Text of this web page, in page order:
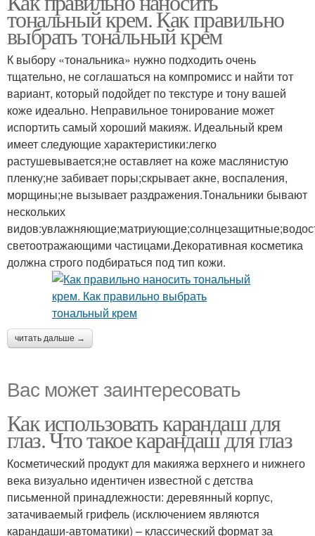
тональный крем. Как правильно
выбрать тональный крем
К выбору «тональника» нужно подходить очень
тщательно, не соглашаться на компромисс и найти тот
вариант, который подойдет по текстуре и тону вашей
коже идеально. Неправильное тонирование может
испортить самый хороший макияж. Идеальный крем
имеет следующие характеристики:легко
растушевывается;не оставляет на коже маслянистую
пленку;не забивает поры;скрывает акне, воспаления,
морщины;не вызывает раздражения.Тональники бывают
нескольких
светоотражающими частицами.Декоративная косметика
должна строго подбираться под тип кожи.
читать дальше →
Вас может заинтересовать
Как использовать карандаш для
глаз. Что такое карандаш для глаз
Косметический продукт для макияжа верхнего и нижнего
века визуально идентичен известной с детства
письменной принадлежности: деревянный корпус,
затачиваемый грифель (исключением являются
карандаши-автоматики) – классический формат за